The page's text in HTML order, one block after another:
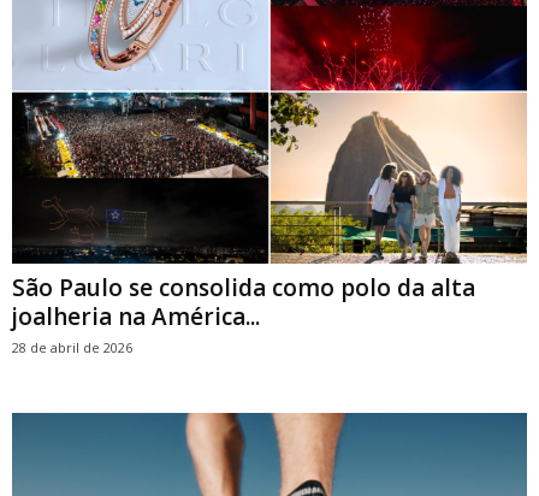
São Paulo se consolida como polo da alta
joalheria na América...
28 de abril de 2026